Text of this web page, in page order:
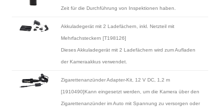
Zeit für die Durchführung von Inspektionen haben.
Akkuladegerät mit 2 Ladefächern, inkl. Netzteil mit
Mehrfachsteckern [T198126]
Dieses Akkuladegerät mit 2 Ladefächern wird zum Aufladen
der Kameraakkus verwendet.
Zigarettenanzünder Adapter-Kit, 12 V DC, 1,2 m
[1910490]Kann eingesetzt werden, um die Kamera über den
Zigarettenanzünder im Auto mit Spannung zu versorgen oder